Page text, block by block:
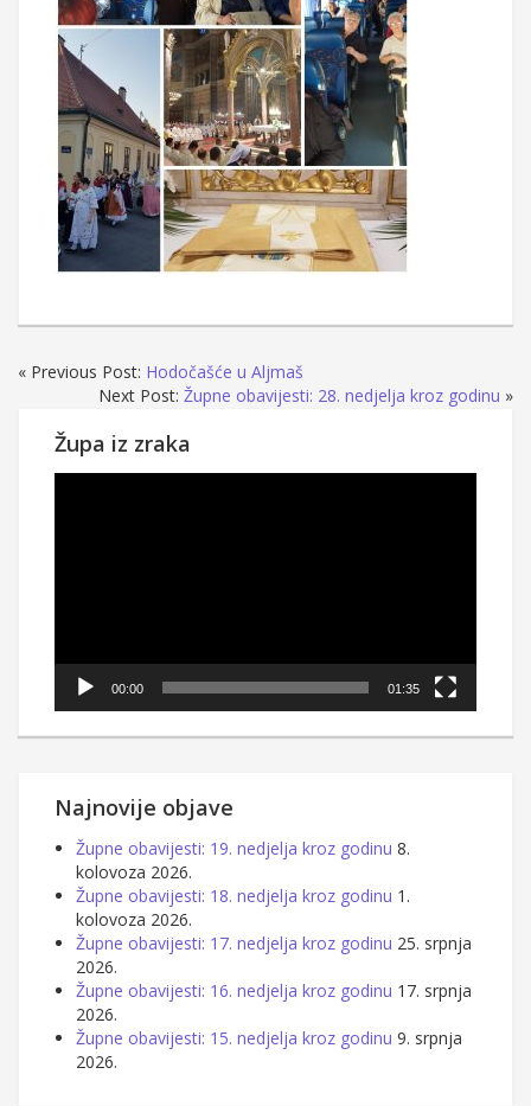
« Previous Post: Hodočašće u Aljmaš
Next Post: Župne obavijesti: 28. nedjelja kroz godinu »
Župa iz zraka
00:00 01:35
Najnovije objave
Župne obavijesti: 19. nedjelja kroz godinu 8.
kolovoza 2026.
Župne obavijesti: 18. nedjelja kroz godinu 1.
kolovoza 2026.
Župne obavijesti: 17. nedjelja kroz godinu 25. srpnja
2026.
Župne obavijesti: 16. nedjelja kroz godinu 17. srpnja
2026.
Župne obavijesti: 15. nedjelja kroz godinu 9. srpnja
2026.